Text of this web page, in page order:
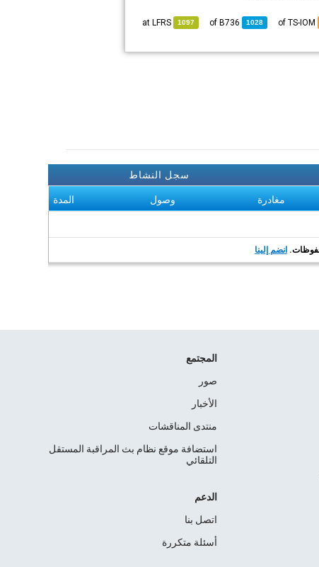
1028
B736
1097
LFRS
سجل النشاط
مغادرة وصول المدة
انضم إلينا
المجتمع
صور
الأخبار
منتدى المناقشات
استضافة موقع نظام بث المراقبة المستقل
التلقائي
الدعم
اتصل بنا
أسئلة متكررة